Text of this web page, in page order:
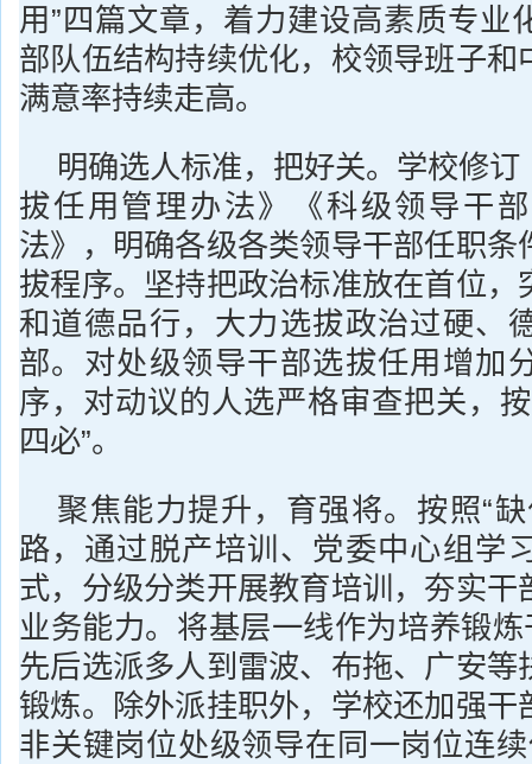
用”四篇文章，着力建设高素质专业
部队伍结构持续优化，校领导班子和
满意率持续走高。
明确选人标准，把好关。学校修
拔任用管理办法》《科级领导干
法》，明确各级各类领导干部任职条
拔程序。坚持把政治标准放在首位，
和道德品行，大力选拔政治过硬、
部。对处级领导干部选拔任用增加
序，对动议的人选严格审查把关，
四必”。
聚焦能力提升，育强将。按照“
路，通过脱产培训、党委中心组学
式，分级分类开展教育培训，夯实干
业务能力。将基层一线作为培养锻炼
先后选派多人到雷波、布拖、广安等
锻炼。除外派挂职外，学校还加强干
非关键岗位处级领导在同一岗位连